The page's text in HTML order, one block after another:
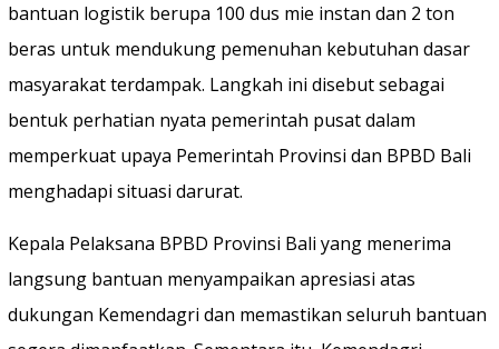
bantuan logistik berupa 100 dus mie instan dan 2 ton
beras untuk mendukung pemenuhan kebutuhan dasar
masyarakat terdampak. Langkah ini disebut sebagai
bentuk perhatian nyata pemerintah pusat dalam
memperkuat upaya Pemerintah Provinsi dan BPBD Bali
menghadapi situasi darurat.
Kepala Pelaksana BPBD Provinsi Bali yang menerima
langsung bantuan menyampaikan apresiasi atas
dukungan Kemendagri dan memastikan seluruh bantuan